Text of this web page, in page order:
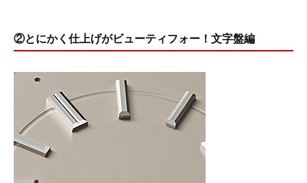
②とにかく仕上げがビューティフォー！文字盤編